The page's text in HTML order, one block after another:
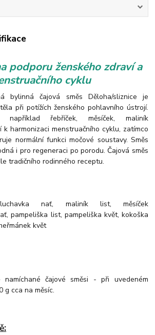
podporu ženského zdraví a
cyklu
bylinná čajová směs Děloha/sliznice je
při potížích ženského pohlavního ústrojí.
například řebříček, měsíček, maliník
k harmonizaci menstruačního cyklu, zatímco
normální funkci močové soustavy. Směs
i pro regeneraci po porodu. Čajová směs
tradičního rodinného receptu.
nať, maliník list, měsíček
pampeliška list, pampeliška květ, kokoška
květ
čajové směsi - při uvedeném
g cca na měsíc.